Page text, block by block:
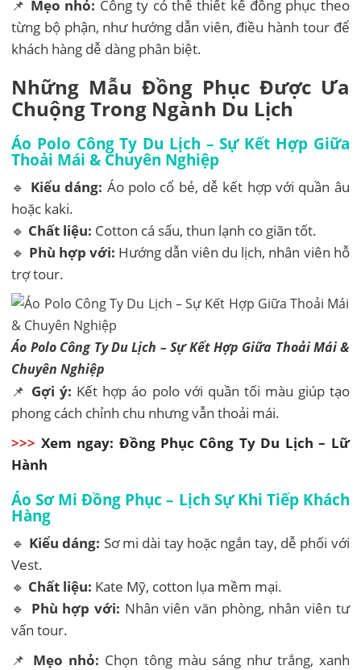
📌 Mẹo nhỏ: Công ty có thể thiết kế đồng phục theo
từng bộ phận, như hướng dẫn viên, điều hành tour để
khách hàng dễ dàng phân biệt.
Những Mẫu Đồng Phục Được Ưa
Chuộng Trong Ngành Du Lịch
Áo Polo Công Ty Du Lịch – Sự Kết Hợp Giữa
Thoải Mái & Chuyên Nghiệp
🔹 Kiểu dáng: Áo polo cổ bẻ, dễ kết hợp với quần âu
hoặc kaki.
🔹 Chất liệu: Cotton cá sấu, thun lạnh co giãn tốt.
🔹 Phù hợp với: Hướng dẫn viên du lịch, nhân viên hỗ
trợ tour.
Áo Polo Công Ty Du Lịch – Sự Kết Hợp Giữa Thoải Mái &
Chuyên Nghiệp
📌 Gợi ý: Kết hợp áo polo với quần tối màu giúp tạo
phong cách chỉnh chu nhưng vẫn thoải mái.
>>> Xem ngay: Đồng Phục Công Ty Du Lịch – Lữ
Hành
Áo Sơ Mi Đồng Phục – Lịch Sự Khi Tiếp Khách
Hàng
🔹 Kiểu dáng: Sơ mi dài tay hoặc ngắn tay, dễ phối với
Vest.
🔹 Chất liệu: Kate Mỹ, cotton lụa mềm mại.
🔹 Phù hợp với: Nhân viên văn phòng, nhân viên tư
vấn tour.
📌 Mẹo nhỏ: Chọn tông màu sáng như trắng, xanh